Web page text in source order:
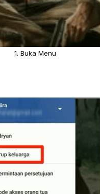
1. Buka Menu